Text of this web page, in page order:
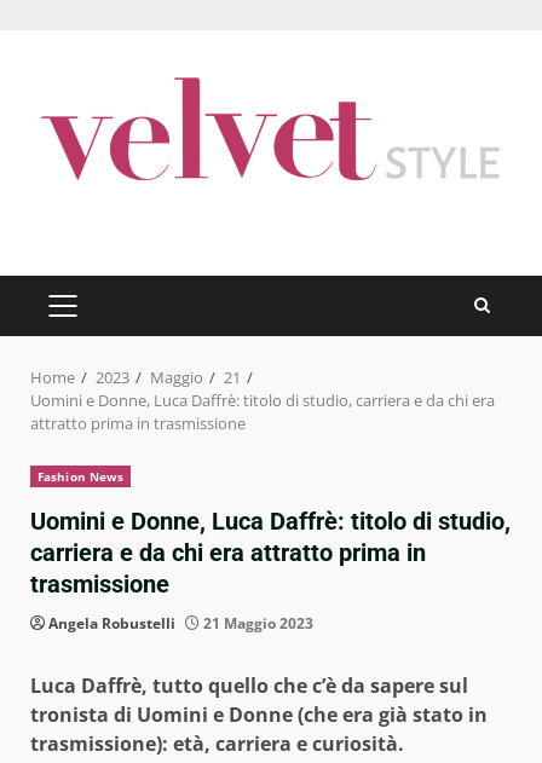
PRIMARY
MENU
Home 2023 Maggio
21
Uomini e Donne, Luca Daffrè: titolo di studio, carriera e da chi era
attratto prima in trasmissione
Fashion News
Uomini e Donne, Luca Daffrè: titolo di studio,
carriera e da chi era attratto prima in
trasmissione
Angela Robustelli 21 Maggio 2023
Luca Daffrè, tutto quello che c’è da sapere sul
tronista di Uomini e Donne (che era già stato in
trasmissione): età, carriera e curiosità.